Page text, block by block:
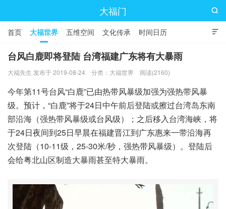
大福门

首页 大福世界 五维空间 文化传承 时间日历

台风白鹿即将登陆 台湾福建广东将有大暴雨
大福先生 发布于 2019-08-24 分类： 大福世界 阅读(2160)
今年第11号台风“白鹿”已由热带风暴级加强为强热带风暴
级。预计，“白鹿”将于24日中午前后登陆或擦过台湾岛东南
部沿海（强热带风暴级或台风级）；之后移入台湾海峡，将
于24日夜间到25日早晨在福建晋江到广东惠来一带沿海再
次登陆（10-11级，25-30米/秒，强热带风暴级）。登陆后
会给粤北山区制造大暴雨甚至特大暴雨。